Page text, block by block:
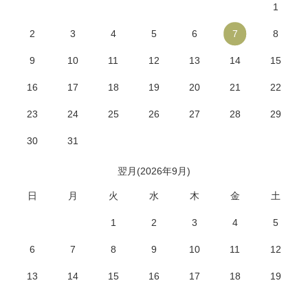
1
2 3 4 5 6 7 8
9 10 11 12 13 14 15
16 17 18 19 20 21 22
23 24 25 26 27 28 29
30 31
翌月(2026年9月)
日 月 火 水 木 金 土
1 2 3 4 5
6 7 8 9 10 11 12
13 14 15 16 17 18 19